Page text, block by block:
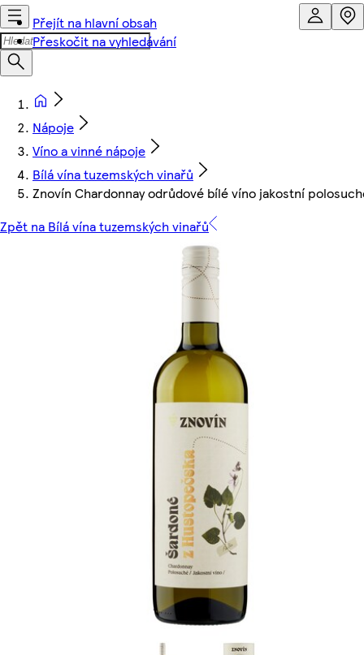
Přejít na hlavní obsah
Přeskočit na vyhledávání
Nápoje
Víno a vinné nápoje
Bílá vína tuzemských vinařů
Znovín Chardonnay odrůdové bílé víno jakostní
Zpět na Bílá vína tuzemských vinařů